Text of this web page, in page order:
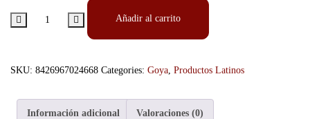
Añadir al carrito
SKU: 8426967024668 Categories: Goya, Productos Latinos
Información adicional Valoraciones (0)